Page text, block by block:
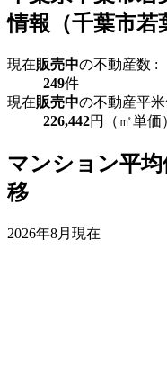
情報（千葉市若
現在販売中の不動産数 :
249件
現在販売中の不動産平
226,442円（㎡単価
マンション平
移
2026年8月現在